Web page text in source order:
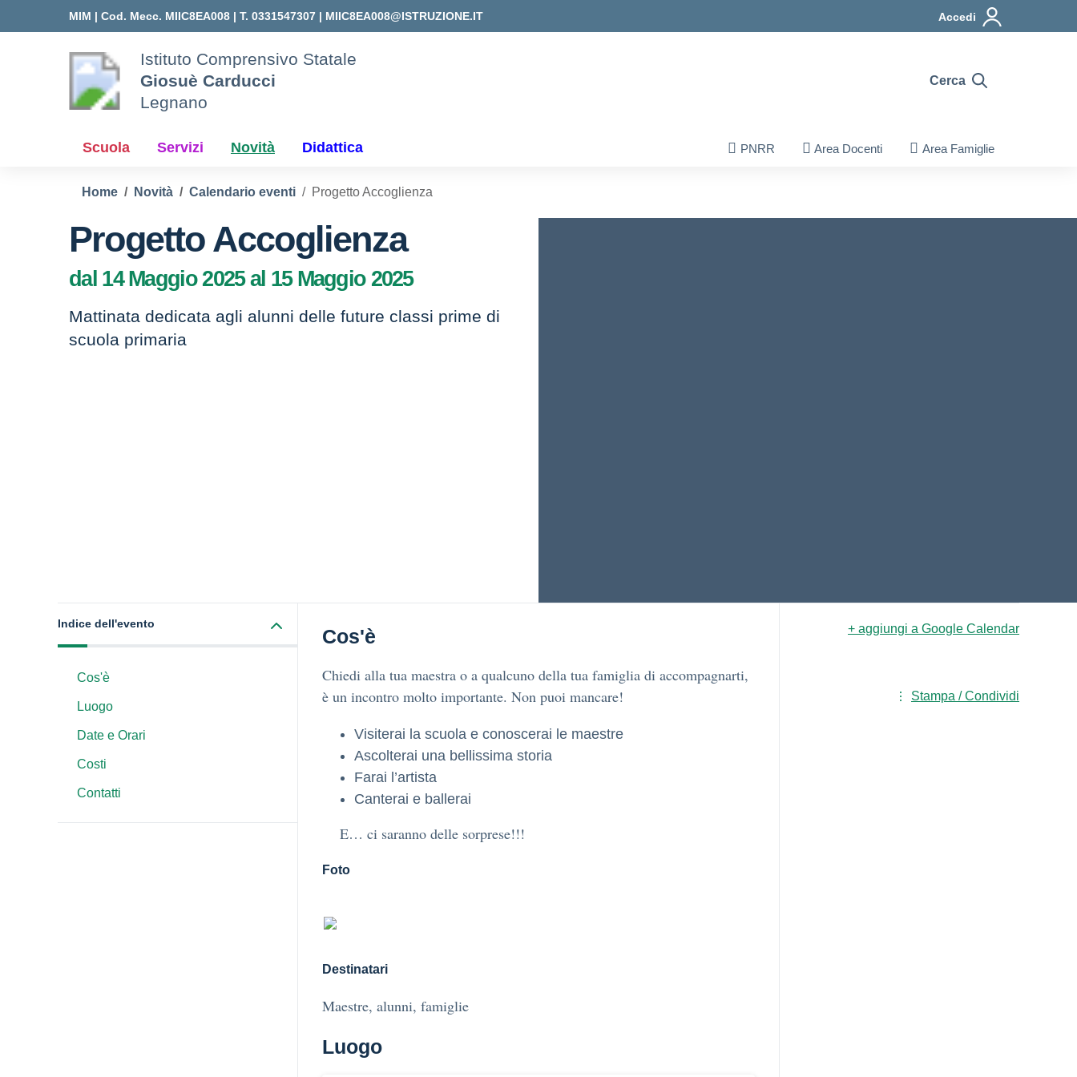
MIM | Cod. Mecc. MIIC8EA008 | T. 0331547307 | MIIC8EA008@ISTRUZIONE.IT Accedi
Istituto Comprensivo Statale
Giosuè Carducci
Legnano
Cerca
Scuola Servizi Novità Didattica PNRR Area Docenti Area Famiglie
Home Novità Calendario eventi Progetto Accoglienza
Progetto Accoglienza
dal 14 Maggio 2025 al 15 Maggio 2025
Mattinata dedicata agli alunni delle future classi prime di
scuola primaria
Indice dell'evento
Cos'è
Luogo
Date e Orari
Costi
Contatti
Cos'è
Chiedi alla tua maestra o a qualcuno della tua famiglia di accompagnarti,
è un incontro molto importante. Non puoi mancare!
Visiterai la scuola e conoscerai le maestre
Ascolterai una bellissima storia
Farai l’artista
Canterai e ballerai
E… ci saranno delle sorprese!!!
Foto
Destinatari
Maestre, alunni, famiglie
Luogo
+ aggiungi a Google Calendar
Stampa / Condividi